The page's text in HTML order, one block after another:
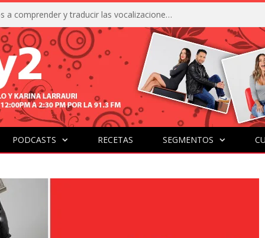
La IA está acercándonos a comprender y traducir las vocalizaciones y comportamientos de nuestras mascotas
PODCASTS RECETAS SEGMENTOS